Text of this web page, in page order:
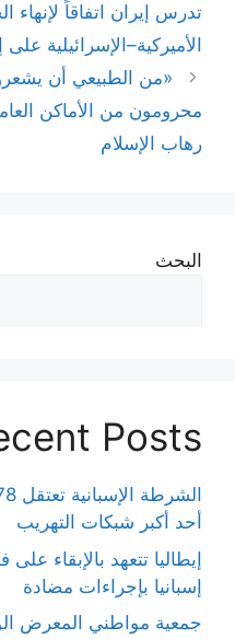
تدرس إيران اتفاقاً
الأميركية–الإسرائيلية على
«من الطبيعي أن
محرومون من الأماكن
رهاب الإسلام
البحث
Posts
أحد أكبر شبكات التهريب
إيطاليا تتعهد بالإبقاء
إسبانيا بإجراءات مضادة
جمعية مواطني المعرض